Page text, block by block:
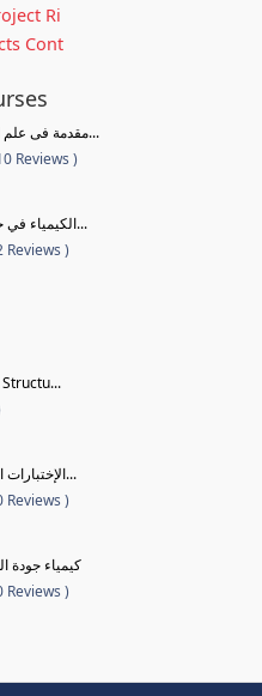
Ri
Cont
مقدمة فى علم النانو وتكنولوجيا...
Reviews )
الكيمياء في حياتنا : الكيميائى...
Reviews )
الإختبارات الكيميائية للأدلة ا...
Reviews )
كيمياء جودة
Reviews )